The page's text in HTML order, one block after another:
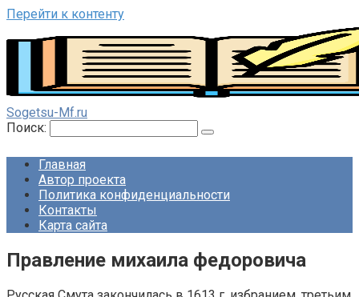
Перейти к контенту
Sogetsu-Mf.ru
Поиск:
Главная
Автор проекта
Политика конфиденциальности
Контакты
Карта сайта
Правление михаила федоровича